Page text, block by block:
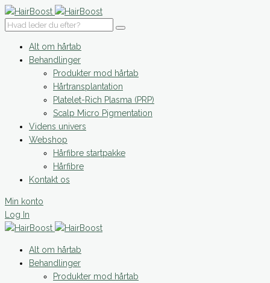
Alt om hårtab
Behandlinger
Produkter mod hårtab
Hårtransplantation
Platelet-Rich Plasma (PRP)
Scalp Micro Pigmentation
Videns univers
Webshop
Hårfibre startpakke
Hårfibre
Kontakt os
Min konto
Log In
Alt om hårtab
Behandlinger
Produkter mod hårtab